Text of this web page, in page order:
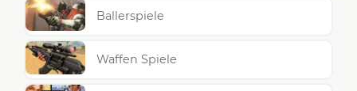
Ballerspiele
Waffen Spiele